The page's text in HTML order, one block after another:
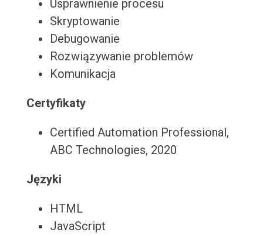
Usprawnienie procesu
Skryptowanie
Debugowanie
Rozwiązywanie problemów
Komunikacja
Certyfikaty
Certified Automation Professional,
ABC Technologies, 2020
Języki
HTML
JavaScript